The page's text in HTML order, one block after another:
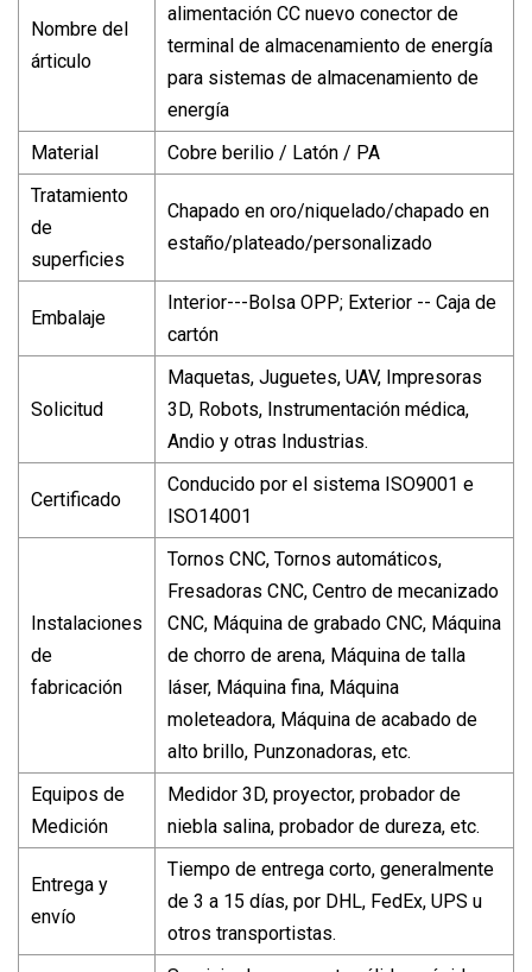
Nombre del
árticulo
alimentación CC nuevo conector de
terminal de almacenamiento de energía
para sistemas de almacenamiento de
energía
Material
Cobre berilio / Latón / PA
Tratamiento
de
superficies
Chapado en oro/niquelado/chapado en
estaño/plateado/personalizado
Embalaje
Interior---Bolsa OPP; Exterior -- Caja de
cartón
Solicitud
Maquetas, Juguetes, UAV, Impresoras
3D, Robots, Instrumentación médica,
Andio y otras Industrias.
Certificado
Conducido por el sistema ISO9001 e
ISO14001
Instalaciones
de
fabricación
Tornos CNC, Tornos automáticos,
Fresadoras CNC, Centro de mecanizado
CNC, Máquina de grabado CNC, Máquina
de chorro de arena, Máquina de talla
láser, Máquina fina, Máquina
moleteadora, Máquina de acabado de
alto brillo, Punzonadoras, etc.
Equipos de
Medición
Medidor 3D, proyector, probador de
niebla salina, probador de dureza, etc.
Entrega y
envío
Tiempo de entrega corto, generalmente
de 3 a 15 días, por DHL, FedEx, UPS u
otros transportistas.